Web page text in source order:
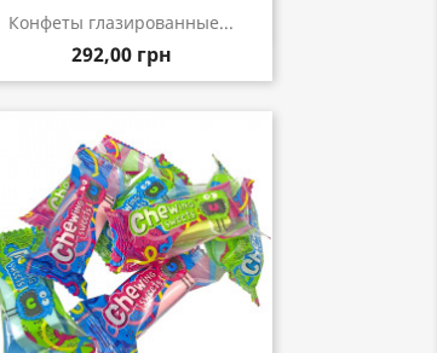
Конфеты глазированные...
292,00 грн
Быстрый просмотр